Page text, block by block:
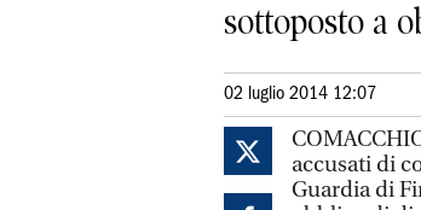
sottoposto a
02 luglio 2014 12:07
accusati di
Guardia di